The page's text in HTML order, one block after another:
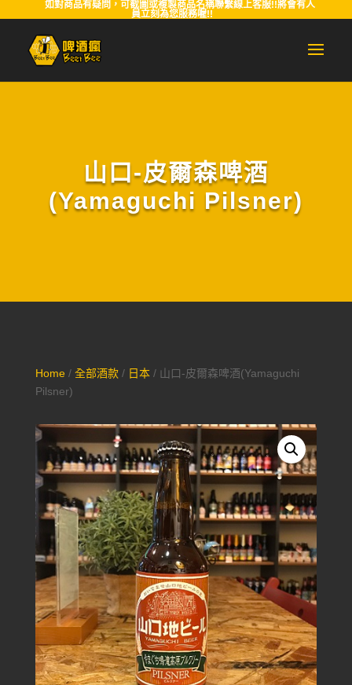
如對商品有疑問，可截圖或複製商品名稱聯繫線上客服!!將會有人
員立刻為您服務喔!!
山口-皮爾森啤酒
(Yamaguchi Pilsner)
Home/ 全部酒款/ 日本/ 山口-皮爾森啤酒(Yamaguchi
Pilsner)